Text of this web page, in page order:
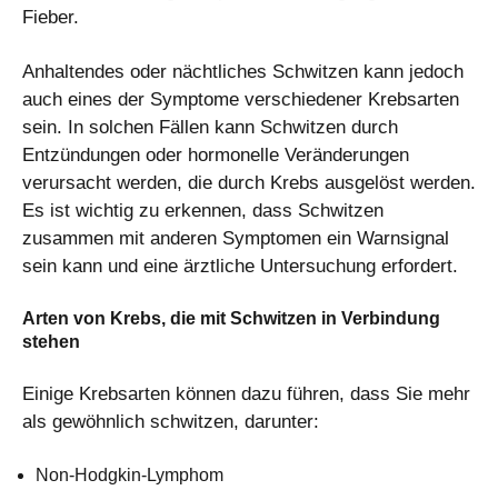
Fieber.
Anhaltendes oder nächtliches Schwitzen kann jedoch
auch eines der Symptome verschiedener Krebsarten
sein. In solchen Fällen kann Schwitzen durch
Entzündungen oder hormonelle Veränderungen
verursacht werden, die durch Krebs ausgelöst werden.
Es ist wichtig zu erkennen, dass Schwitzen
zusammen mit anderen Symptomen ein Warnsignal
sein kann und eine ärztliche Untersuchung erfordert.
Arten von Krebs, die mit Schwitzen in Verbindung
stehen
Einige Krebsarten können dazu führen, dass Sie mehr
als gewöhnlich schwitzen, darunter:
Non-Hodgkin-Lymphom